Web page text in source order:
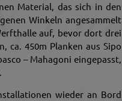
Material, das sich in den
Winkeln angesammelt
auf, bevor dort drei
ca. 450m Planken aus Sipo
– Mahagoni eingepasst,
wieder an Bord